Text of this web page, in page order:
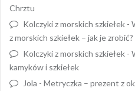
Chrztu
Kolczyki z morskich szkiełek -
z morskich szkiełek – jak je zrobić?
Kolczyki z morskich szkiełek -
kamyków i szkiełek
Jola - Metryczka – prezent z